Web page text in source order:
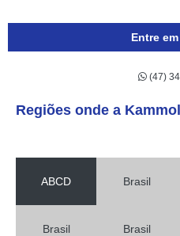
Entre
(47)
Regiões onde a
ABCD Brasil
Brasil Brasil